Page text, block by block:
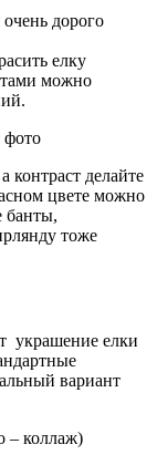
дорого
елку
можно
фото
контраст делайте
цвете можно
банты,
тоже
украшение елки
вариант
– коллаж)